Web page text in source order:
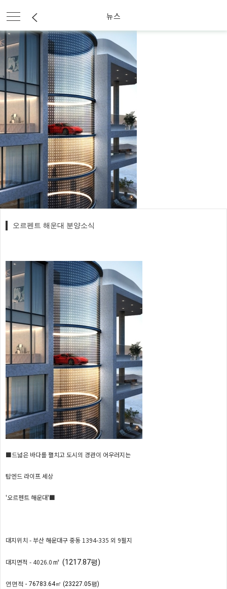
뉴스
오르펜트 해운대 분양소식
■드넓은 바다를 펼치고 도시의 경관이 어우러지는
탑엔드 라이프 세상
'오르펜트 해운대'■
대지위치 - 부산 해운대구 중동 1394-335 외 9필지
대지면적 - 4026.0㎡ (1217.87평)
연면적 - 76783.64㎡ (23227.05평)